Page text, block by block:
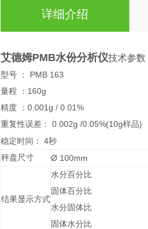
详细介绍
艾德姆PMB水份分析仪技术参数
型号 ： PMB 163
量程 ：160g
精度 ：0.001g / 0.01%
重复性误差： 0.002g /0.05%(10g样品)
稳定时间： 4秒
秤盘尺寸 Ø 100mm
结果显示方式
水分百分比
固体百分比
水分固体比
固体水分比